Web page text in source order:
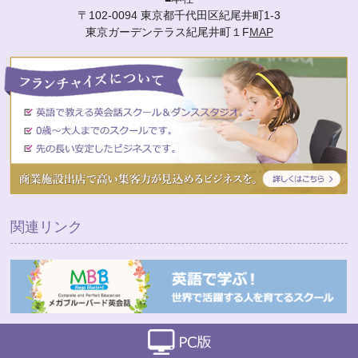
〒102-0094 東京都千代田区紀尾井町1-3
東京ガーデンテラス紀尾井町１FMAP
関連リンク